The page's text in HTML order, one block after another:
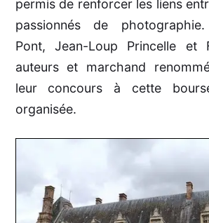
permis de renforcer les liens
passionnés de
Pont, Jean-Loup Princelle et
auteurs et marchand
leur concours à cette
organisée.